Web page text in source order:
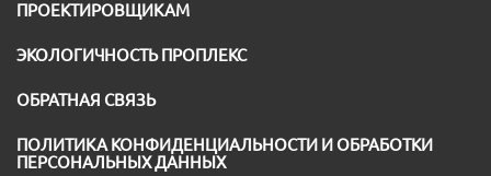
ПРОЕКТИРОВЩИКАМ
ЭКОЛОГИЧНОСТЬ ПРОПЛЕКС
ОБРАТНАЯ СВЯЗЬ
ПОЛИТИКА КОНФИДЕНЦИАЛЬНОСТИ И ОБРАБОТКИ
ПЕРСОНАЛЬНЫХ ДАННЫХ